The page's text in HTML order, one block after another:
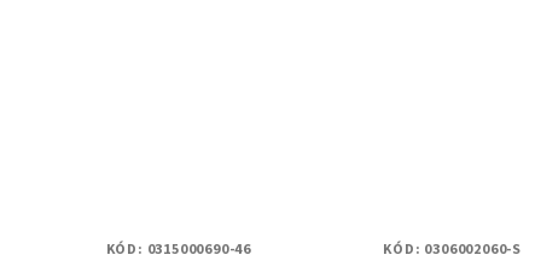
KÓD: 0315000690-46 KÓD: 0306002060-S